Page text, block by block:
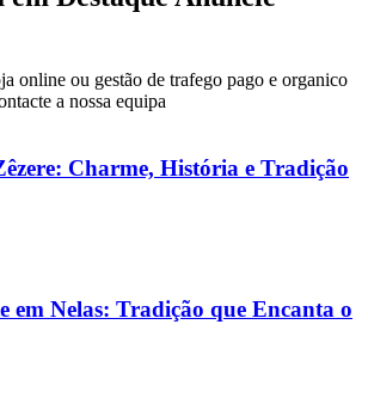
online ou gestão de trafego pago e organico
a nossa equipa
Charme, História e Tradição
em Nelas: Tradição que Encanta o